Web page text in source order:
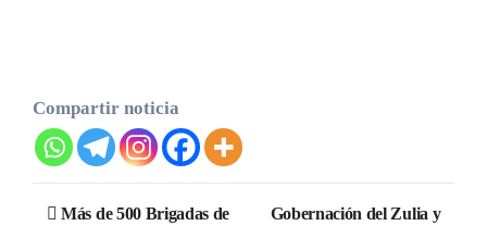
Compartir noticia
Navegación
Más de 500 Brigadas de
Gobernación del Zulia y